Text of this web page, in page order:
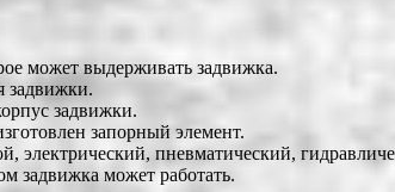
может выдерживать задвижка.
задвижки.
задвижки.
запорный элемент.
электрический, пневматический,
задвижка может работать.